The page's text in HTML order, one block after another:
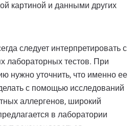
картиной и данными других
следует интерпретировать с
лабораторных тестов. При
нужно уточнить, что именно ее
с помощью исследований
аллергенов, широкий
в лаборатории